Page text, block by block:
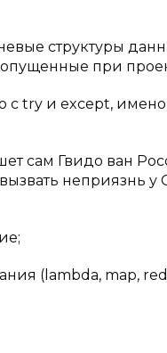
структуры
при
с try и except,
сам Гвидо ван
неприязнь у
(lambda, map,